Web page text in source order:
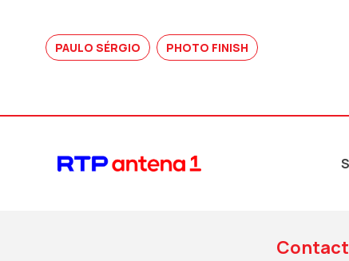
PAULO SÉRGIO PHOTO FINISH